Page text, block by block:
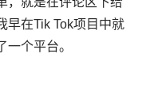
早在Tik Tok项目中就
个平台。